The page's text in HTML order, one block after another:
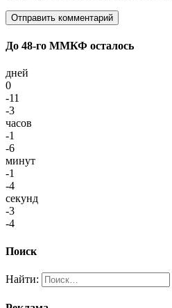
До 48-го ММКФ осталось
дней
0
-11
-3
часов
-1
-6
минут
-1
-4
секунд
-3
-4
Поиск
Найти: